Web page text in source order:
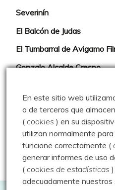
Severinín
El Balcón de Judas
El Tumbarral de Avigamo
Gonzalo Alcalde Crespo
Montaña en libertad
Rutas y excursiones con
Valdeolea. Río Camesa, la
Aprendiz de sueños
En este sitio web
o de terceros que
(cookies ) en su
utilizan normalmente
funcione correctamente (
generar informes de uso
(cookies de estadísticas
adecuadamente